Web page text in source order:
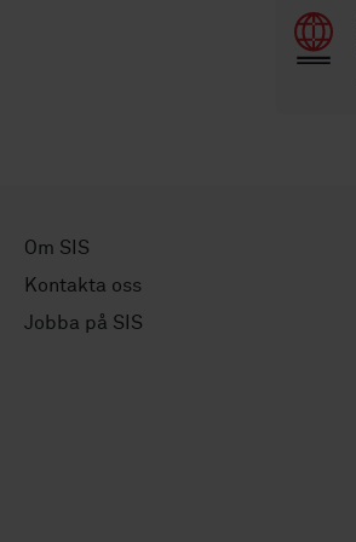
Om SIS
Kontakta oss
Jobba på SIS